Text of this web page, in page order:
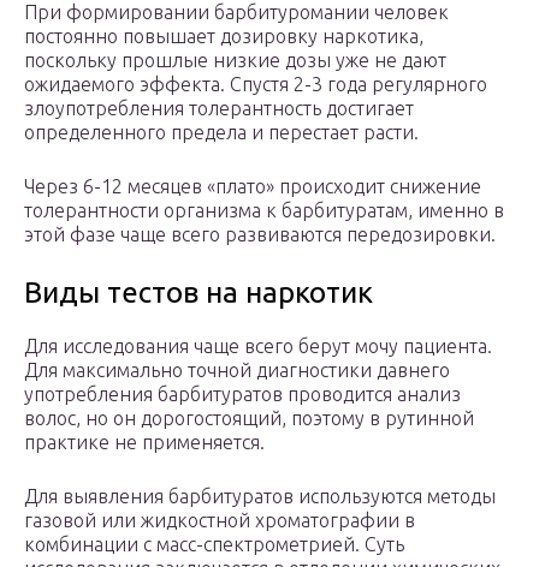
При формировании барбитуромании человек
постоянно повышает дозировку наркотика,
поскольку прошлые низкие дозы уже не дают
ожидаемого эффекта. Спустя 2-3 года регулярного
злоупотребления толерантность достигает
определенного предела и перестает расти.
Через 6-12 месяцев «плато» происходит снижение
толерантности организма к барбитуратам, именно в
этой фазе чаще всего развиваются передозировки.
Виды тестов на наркотик
Для исследования чаще всего берут мочу пациента.
Для максимально точной диагностики давнего
употребления барбитуратов проводится анализ
волос, но он дорогостоящий, поэтому в рутинной
практике не применяется.
Для выявления барбитуратов используются методы
газовой или жидкостной хроматографии в
комбинации с масс-спектрометрией. Суть